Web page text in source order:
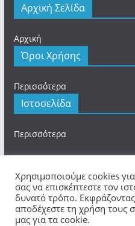
Αρχική Σελίδα
Αρχική
Όροι Χρήσης
Περισσότερα
Ιστοσελίδα
Περισσότερα
Πνευματικά
πνευματικά
Χρησιμοποιούμε cookies
σας να επισκέπτεστε τον
δυνατό τρόπο.
αποδέχεστε τη χρήση τους
μας για τα cookie.